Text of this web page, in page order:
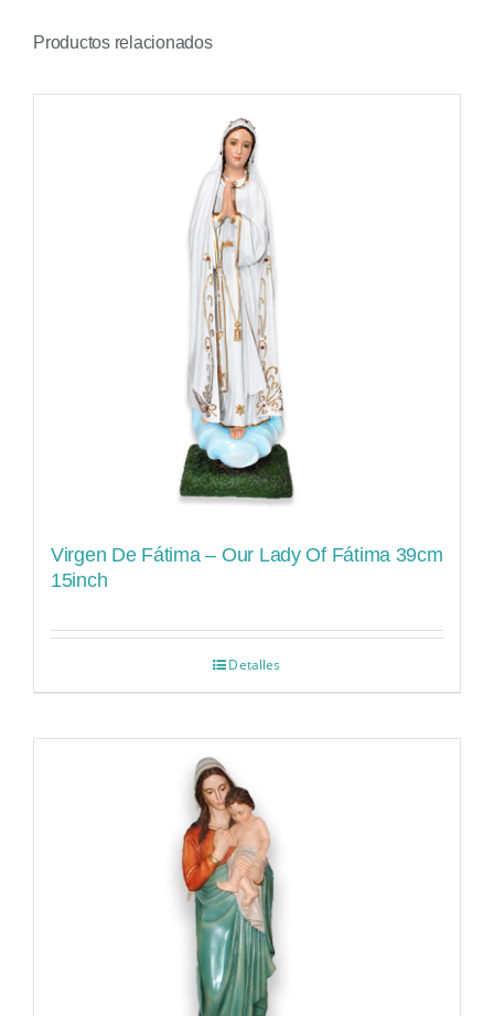
Productos relacionados
Virgen De Fátima – Our Lady Of Fátima 39cm
15inch
Detalles